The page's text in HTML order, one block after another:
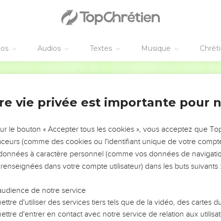
Audios Textes Musique
ne disparurent pas ; le peuple y offrait encore des sacrifices
reste des prostitués, de ceux qui avaient survécu au règne de
bateaux long-courriers pour aller à Ophir chercher de l'or,
se brisèrent à Etsjon-Guéber.
demanda à Josaphat : « Veux-tu que mes serviteurs
refusa.
ses ancêtres et il fut enterré à leurs côtés dans la ville de
place.
devint roi d’Israël à Samarie, la dix-septième année du
vie privée est importante pour
le bouton « Accepter tous les cookies », vous acceptez que
(comme des cookies ou l'identifiant unique de votre
à caractère personnel (comme vos données de
dans votre compte utilisateur) dans les buts suivants :
de notre service
d'utiliser des services tiers tels que de la vidéo, des cartes
d'entrer en contact avec notre service de relation aux